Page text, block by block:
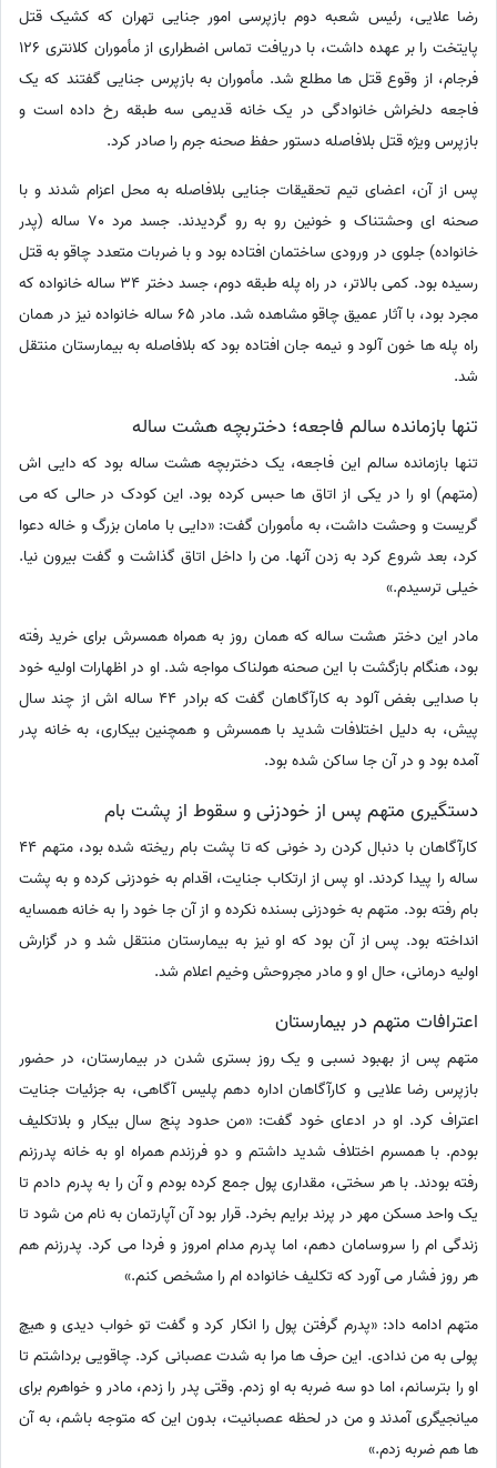
رضا علایی، رئیس شعبه دوم بازپرسی امور جنایی تهران که کشیک قتل
پایتخت را بر عهده داشت، با دریافت تماس اضطراری از مأموران کلانتری 126
فرجام، از وقوع قتل ها مطلع شد. مأموران به بازپرس جنایی گفتند که یک
فاجعه دلخراش خانوادگی در یک خانه قدیمی سه طبقه رخ داده است و
بازپرس ویژه قتل بلافاصله دستور حفظ صحنه جرم را صادر کرد.
پس از آن، اعضای تیم تحقیقات جنایی بلافاصله به محل اعزام شدند و با
صحنه ای وحشتناک و خونین رو به رو گردیدند. جسد مرد 70 ساله (پدر
خانواده) جلوی در ورودی ساختمان افتاده بود و با ضربات متعدد چاقو به قتل
رسیده بود. کمی بالاتر، در راه پله طبقه دوم، جسد دختر 34 ساله خانواده که
مجرد بود، با آثار عمیق چاقو مشاهده شد. مادر 65 ساله خانواده نیز در همان
راه پله ها خون آلود و نیمه جان افتاده بود که بلافاصله به بیمارستان منتقل
شد.
تنها بازمانده سالم فاجعه؛ دختربچه هشت ساله
تنها بازمانده سالم این فاجعه، یک دختربچه هشت ساله بود که دایی اش
(متهم) او را در یکی از اتاق ها حبس کرده بود. این کودک در حالی که می
گریست و وحشت داشت، به مأموران گفت: «دایی با مامان بزرگ و خاله دعوا
کرد، بعد شروع کرد به زدن آنها. من را داخل اتاق گذاشت و گفت بیرون نیا.
خیلی ترسیدم.»
مادر این دختر هشت ساله که همان روز به همراه همسرش برای خرید رفته
بود، هنگام بازگشت با این صحنه هولناک مواجه شد. او در اظهارات اولیه خود
با صدایی بغض آلود به کارآگاهان گفت که برادر 44 ساله اش از چند سال
پیش، به دلیل اختلافات شدید با همسرش و همچنین بیکاری، به خانه پدر
آمده بود و در آن جا ساکن شده بود.
دستگیری متهم پس از خودزنی و سقوط از پشت بام
کارآگاهان با دنبال کردن رد خونی که تا پشت بام ریخته شده بود، متهم 44
ساله را پیدا کردند. او پس از ارتکاب جنایت، اقدام به خودزنی کرده و به پشت
بام رفته بود. متهم به خودزنی بسنده نکرده و از آن جا خود را به خانه همسایه
انداخته بود. پس از آن بود که او نیز به بیمارستان منتقل شد و در گزارش
اولیه درمانی، حال او و مادر مجروحش وخیم اعلام شد.
اعترافات متهم در بیمارستان
متهم پس از بهبود نسبی و یک روز بستری شدن در بیمارستان، در حضور
بازپرس رضا علایی و کارآگاهان اداره دهم پلیس آگاهی، به جزئیات جنایت
اعتراف کرد. او در ادعای خود گفت: «من حدود پنج سال بیکار و بلاتکلیف
بودم. با همسرم اختلاف شدید داشتم و دو فرزندم همراه او به خانه پدرزنم
رفته بودند. با هر سختی، مقداری پول جمع کرده بودم و آن را به پدرم دادم تا
یک واحد مسکن مهر در پرند برایم بخرد. قرار بود آن آپارتمان به نام من شود تا
زندگی ام را سروسامان دهم، اما پدرم مدام امروز و فردا می کرد. پدرزنم هم
هر روز فشار می آورد که تکلیف خانواده ام را مشخص کنم.»
متهم ادامه داد: «پدرم گرفتن پول را انکار کرد و گفت تو خواب دیدی و هیچ
پولی به من ندادی. این حرف ها مرا به شدت عصبانی کرد. چاقویی برداشتم تا
او را بترسانم، اما دو سه ضربه به او زدم. وقتی پدر را زدم، مادر و خواهرم برای
میانجیگری آمدند و من در لحظه عصبانیت، بدون این که متوجه باشم، به آن
ها هم ضربه زدم.»